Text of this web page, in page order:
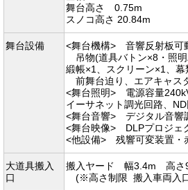
舞台高さ 0.75m
スノコ高さ 20.84m
舞台設備
<舞台機構> 音響反射板可
吊物(道具バトン×8・照
緞帳×1、スクリーン×1、幕
前舞台迫り、エアキャス
<舞台照明> 電源容量
イーサネット調光回路、
<舞台音響> デジタル音響
<舞台映像> DLPプロジェ
<他設備> 残響可変装置・
大道具搬入
口
搬入ヤード 幅3.4m 高さ
(※高さ制限 搬入車両入